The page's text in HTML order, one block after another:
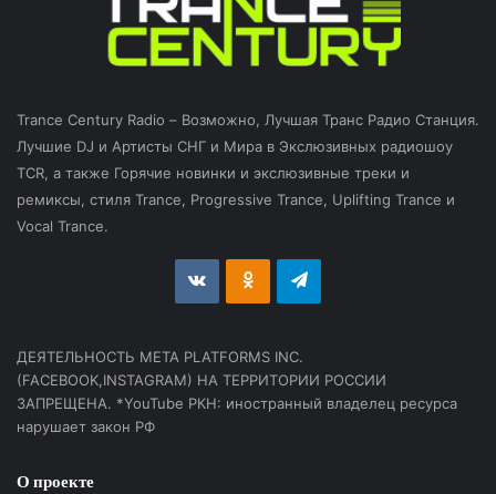
Trance Century Radio – Возможно, Лучшая Транс Радио Станция.
Лучшие DJ и Артисты СНГ и Мира в Экслюзивных радиошоу
TCR, а также Горячие новинки и экслюзивные треки и
ремиксы, стиля Trance, Progressive Trance, Uplifting Trance и
Vocal Trance.
vk.com Odnoklassniki
Telegram
ДЕЯТЕЛЬНОСТЬ МЕТА PLATFORMS INC.
(FACEBOOK,INSTAGRAM) НА ТЕРРИТОРИИ РОССИИ
ЗАПРЕЩЕНА. *YouTube РКН: иностранный владелец ресурса
нарушает закон РФ
О проекте